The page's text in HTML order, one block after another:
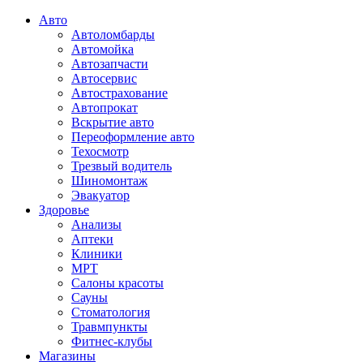
Авто
Автоломбарды
Автомойка
Автозапчасти
Автосервис
Автострахование
Автопрокат
Вскрытие авто
Переоформление авто
Техосмотр
Трезвый водитель
Шиномонтаж
Эвакуатор
Здоровье
Анализы
Аптеки
Клиники
МРТ
Салоны красоты
Сауны
Стоматология
Травмпункты
Фитнес-клубы
Магазины